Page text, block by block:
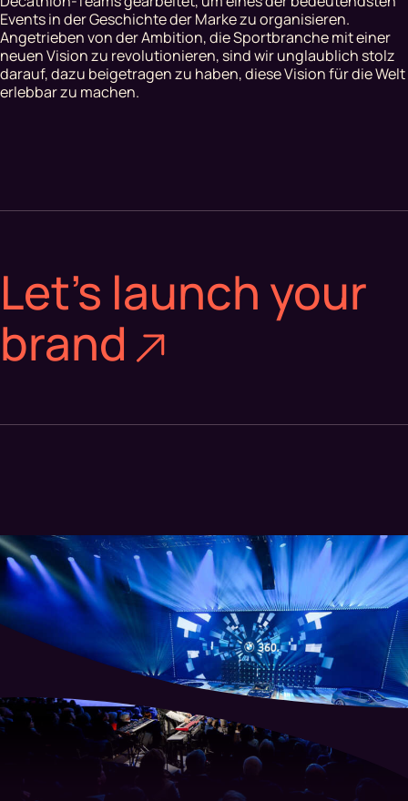
Events in der Geschichte der Marke zu organisieren.
Angetrieben von der Ambition, die Sportbranche mit einer
neuen Vision zu revolutionieren, sind wir unglaublich stolz
darauf, dazu beigetragen zu haben, diese Vision für die Welt
erlebbar zu machen.
Let’s launch your
brand